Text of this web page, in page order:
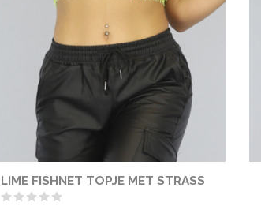
LIME FISHNET TOPJE MET STRASS